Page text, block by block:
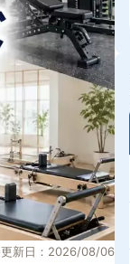
新日：2026/08/06